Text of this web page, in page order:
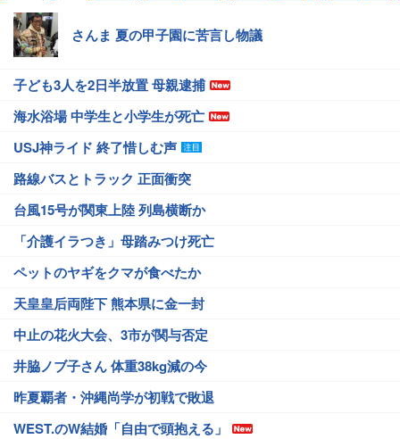
さんま 夏の甲子園に苦言し物議
子ども3人を2日半放置 母親逮捕
海水浴場 中学生と小学生が死亡
USJ神ライド 終了惜しむ声
路線バスとトラック 正面衝突
台風15号が関東上陸 列島横断か
「介護イラつき」母踏みつけ死亡
ペットのヤギをクマが食べたか
天皇皇后両陛下 熊本県に金一封
中止の花火大会、3市が関与否定
井脇ノブ子さん 体重38kg減の今
昨夏覇者・沖縄尚学が初戦で敗退
WEST.のW結婚「自由で頭抱える」